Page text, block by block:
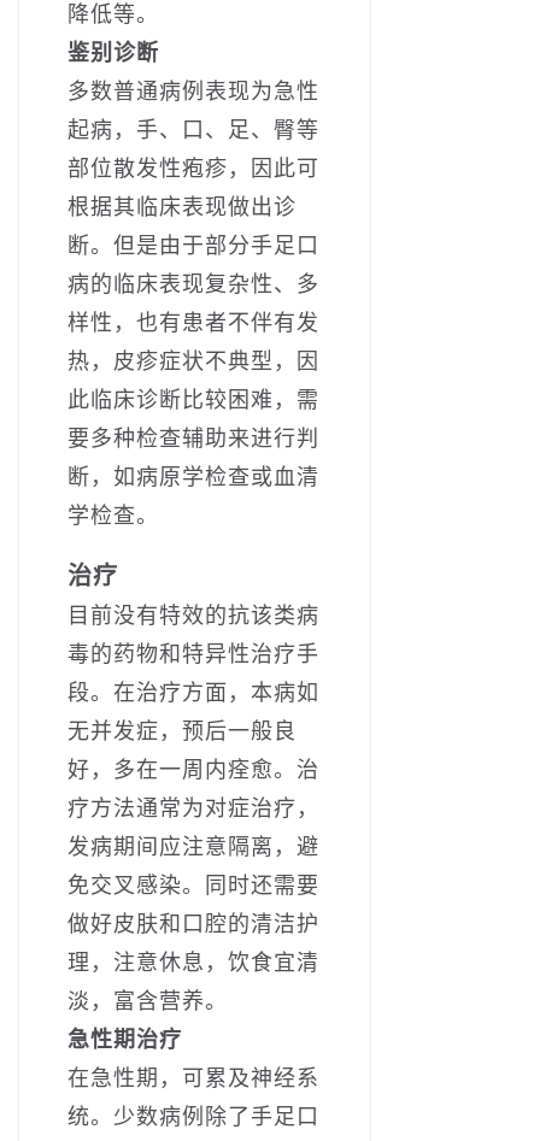
降低等。
鉴别诊断
多数普通病例表现为急性
起病，手、口、足、臀等
部位散发性疱疹，因此可
根据其临床表现做出诊
断。但是由于部分手足口
病的临床表现复杂性、多
样性，也有患者不伴有发
热，皮疹症状不典型，因
此临床诊断比较困难，需
要多种检查辅助来进行判
断，如病原学检查或血清
学检查。
治疗
目前没有特效的抗该类病
毒的药物和特异性治疗手
段。在治疗方面，本病如
无并发症，预后一般良
好，多在一周内痊愈。治
疗方法通常为对症治疗，
发病期间应注意隔离，避
免交叉感染。同时还需要
做好皮肤和口腔的清洁护
理，注意休息，饮食宜清
淡，富含营养。
急性期治疗
在急性期，可累及神经系
统。少数病例除了手足口